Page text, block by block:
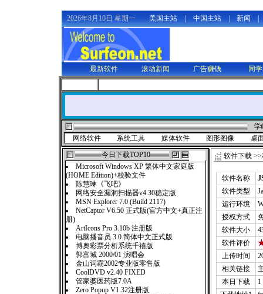
2026年8月10日 星期一 美国主站 中国主站 新闻
最新软件 滚动新闻 广告赚钱 同
学
网络软件
系统工具 媒体软件 图形图像
桌
今日下载TOP10
Microsoft Windows XP 繁体中文家庭版
(HOME Edition)+校验文件
陈慧琳《飞吧》
网络安全漏洞扫描器v4.30稳定版
MSN Explorer 7.0 (Build 2117)
NetCaptor V6.50 正式版(官方中文+真正注
册)
ArtIcons Pro 3.10b 注册版
电脑播音员 3.0 简体中文正式版
博奥彩票分析系统千禧版
郭富城 2000/01 演唱会
金山词霸2002专业版零售版
CoolDVD v2.40 FIXED
管家婆医药版7.0A
Zero Popup V1.32注册版
软件下载 >>
软件名称
软件类型
运行环境
授权方式
软件大小
软件评价
上传时间
相关链接
本日下载